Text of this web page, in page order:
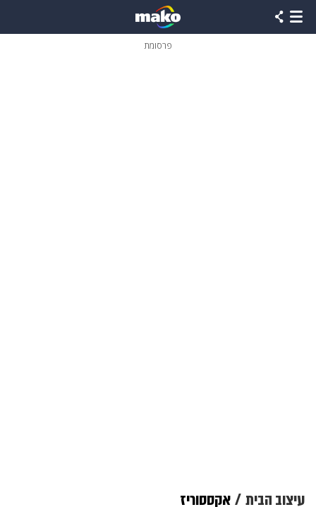
פרסומת
עיצוב הבית אקססוריז